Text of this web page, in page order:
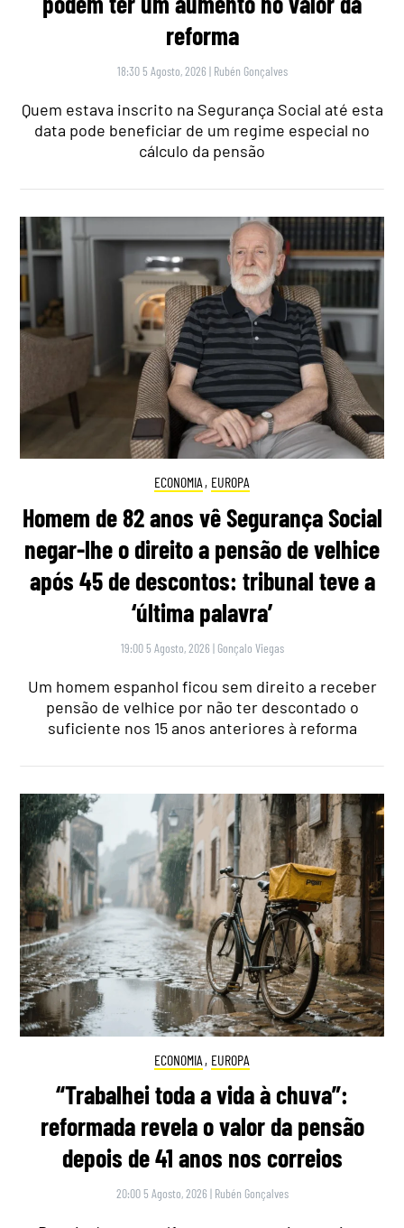
reforma
18:30 5 Agosto, 2026 | Rubén Gonçalves
Quem estava inscrito na Segurança Social até esta
data pode beneficiar de um regime especial no
cálculo da pensão
ECONOMIA , EUROPA
Homem de 82 anos vê Segurança Social
negar-lhe o direito a pensão de velhice
após 45 de descontos: tribunal teve a
‘última palavra’
19:00 5 Agosto, 2026 | Gonçalo Viegas
Um homem espanhol ficou sem direito a receber
pensão de velhice por não ter descontado o
suficiente nos 15 anos anteriores à reforma
ECONOMIA , EUROPA
“Trabalhei toda a vida à chuva”:
reformada revela o valor da pensão
depois de 41 anos nos correios
20:00 5 Agosto, 2026 | Rubén Gonçalves